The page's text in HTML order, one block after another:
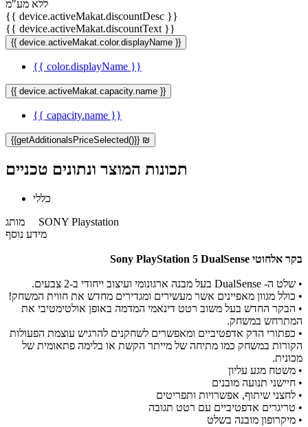
ללא מע"מ
{{ device.activeMakat.discountDesc }}
{{ device.activeMakat.discountText }}
{{ device.activeMakat.color.displayName }}
{{ color.displayName }}
{{ device.activeMakat.capacity.name }}
{{ capacity.name }}
{{getAdditionalsPriceSelected()}} ₪
תכונות המוצר ונתונים טכניים
כללי
מותג SONY Playstation
מידע נוסף
בקר אלחוטי Sony PlayStation 5 DualSense
• שלט ה- DualSense בעל מבנה ארגונומי ועיצוב ייחודי ב-2 צבעים.
• כולל מגוון מאפיינים אשר מעשירים ומגדירים מחדש את חווית המשחק!
• הבקר החדש בעל משוב רטט דינאמי המדמה באופן אולטימטיבי את
המתרחש במשחק.
• כפתורי הדק אדפטיביים ומאפשרים לשחקנים להרגיש עוצמת הפעולות
הקורות במשחק כמו מתיחה של מייתר הקשת או בלימה פתאומית של
מכונית.
• משטח מגע עליון
• חיישני תנועה מובנים
• לחצני שיתוף, אפשרויות ותפריטים
• טריגרים אדפטיביים עם רטט תגובה
• מיקרופון מובנה בשלט